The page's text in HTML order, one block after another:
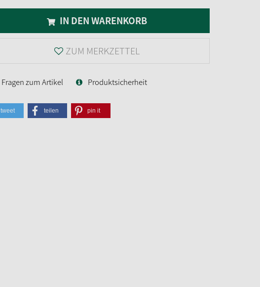
IN DEN WARENKORB
ZUM MERKZETTEL
Fragen zum Artikel Produktsicherheit
tweet teilen pin it